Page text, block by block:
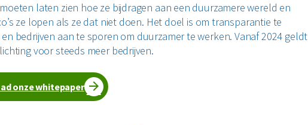
laten zien hoe ze bijdragen aan een duurzamere wereld en
ze lopen als ze dat niet doen. Het doel is om transparantie te
bedrijven aan te sporen om duurzamer te werken. Vanaf 2024 geldt
voor steeds meer bedrijven.
onze whitepaper